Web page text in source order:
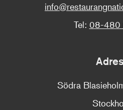
Tel: 08-480
Södra